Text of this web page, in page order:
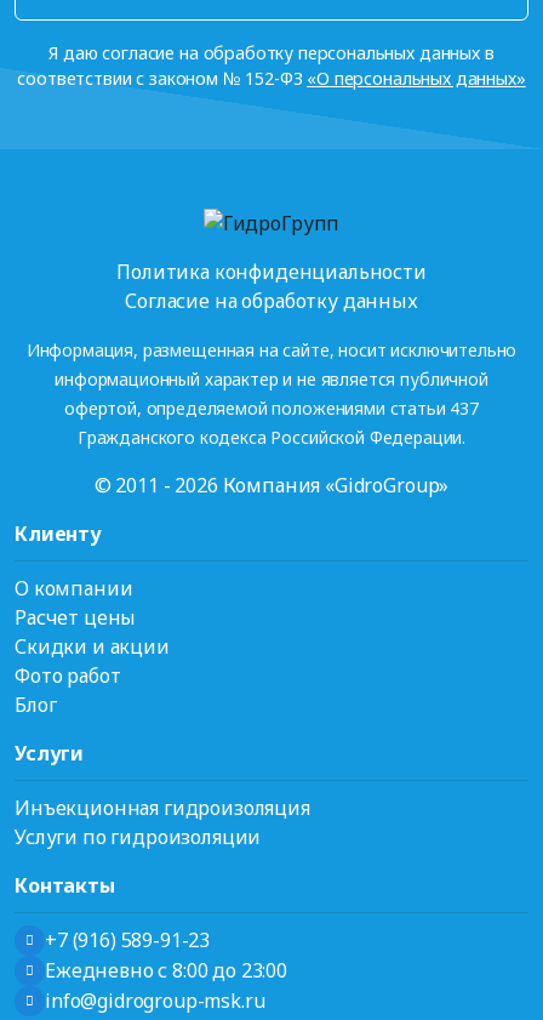
Я даю согласие на обработку персональных данных в
соответствии с законом № 152-ФЗ «О персональных данных»
Политика конфиденциальности
Согласие на обработку данных
Информация, размещенная на сайте, носит исключительно
информационный характер и не является публичной
офертой, определяемой положениями статьи 437
Гражданского кодекса Российской Федерации.
© 2011 - 2026 Компания «GidroGroup»
Клиенту
О компании
Расчет цены
Скидки и акции
Фото работ
Блог
Услуги
Инъекционная гидроизоляция
Услуги по гидроизоляции
Контакты
+7 (916) 589-91-23
Ежедневно с 8:00 до 23:00
info@gidrogroup-msk.ru